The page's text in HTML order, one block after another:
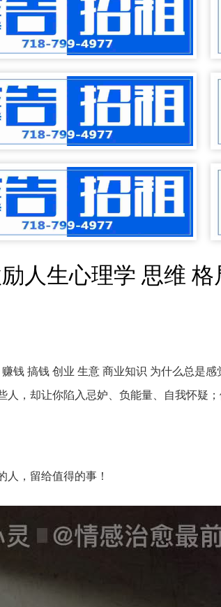
人生心理学 思维
钱 搞钱 创业 生意 商业知识 为什么总是感
，却让你陷入忌妒、负能量、自我怀疑
，留给值得的事！